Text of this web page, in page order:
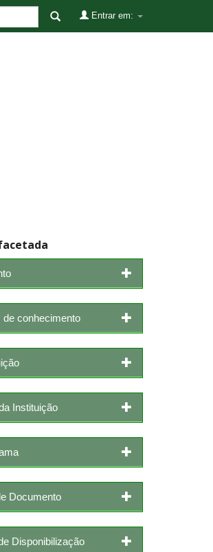
Entrar em:
de conhecimento
Instituição
Documento
Disponibilização